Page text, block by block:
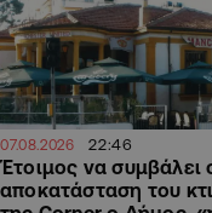
07.08.2026 22:46
Έτοιμος να συμβάλει
αποκατάσταση του